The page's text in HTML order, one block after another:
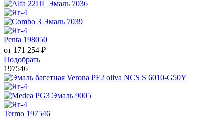
Penta 198050
от 171 254 ₽
Подобрать
197546
Termo 197546